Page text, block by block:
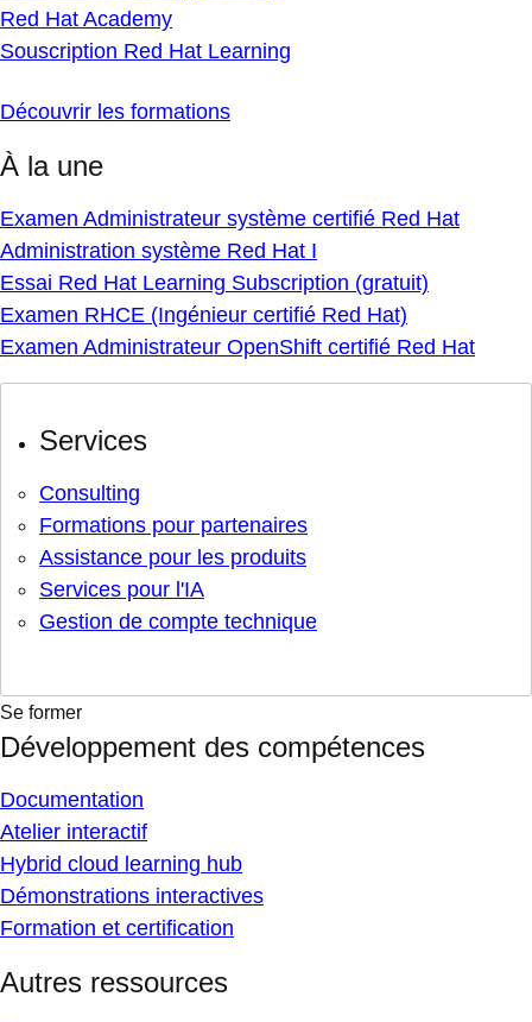
Red Hat Academy
Souscription Red Hat Learning
Découvrir les formations
À la une
Examen Administrateur système certifié Red Hat
Administration système Red Hat I
Essai Red Hat Learning Subscription (gratuit)
Examen RHCE (Ingénieur certifié Red Hat)
Examen Administrateur OpenShift certifié Red Hat
Services
Consulting
Formations pour partenaires
Assistance pour les produits
Services pour l'IA
Gestion de compte technique
Se former
Développement des compétences
Documentation
Atelier interactif
Hybrid cloud learning hub
Démonstrations interactives
Formation et certification
Autres ressources